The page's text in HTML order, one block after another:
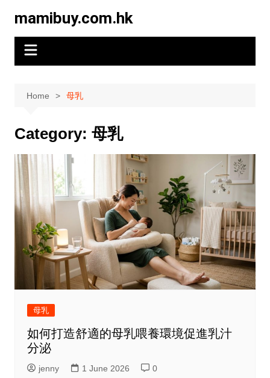
content
mamibuy.com.hk
Home 母乳
Category: 母乳
母乳
如何打造舒適的母乳喂養環境促進乳汁
分泌
jenny 1 June 2026 0